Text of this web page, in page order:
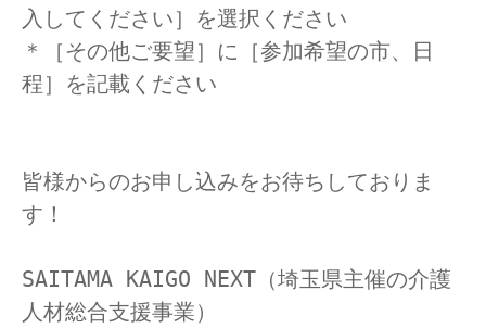
入してください］を選択ください
＊［その他ご要望］に［参加希望の市、日
程］を記載ください
皆様からのお申し込みをお待ちしておりま
す！
SAITAMA KAIGO NEXT（埼玉県主催の介護
人材総合支援事業）